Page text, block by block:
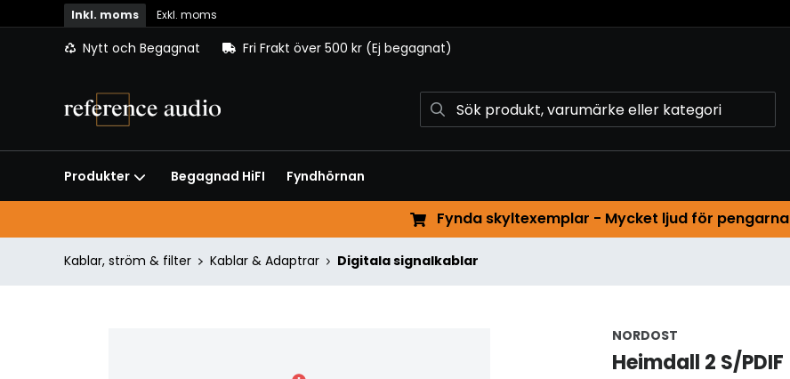
Inkl. moms Exkl. moms
Nytt och Begagnat Fri Frakt över 500 kr (Ej begagnat)
Produkter Begagnad HiFI Fyndhörnan
Fynda skyltexemplar - Mycket ljud för pengarna
Kablar, ström & filter Kablar & Adaptrar Digitala signalkablar
NORDOST
Heimdall 2 S/PDIF